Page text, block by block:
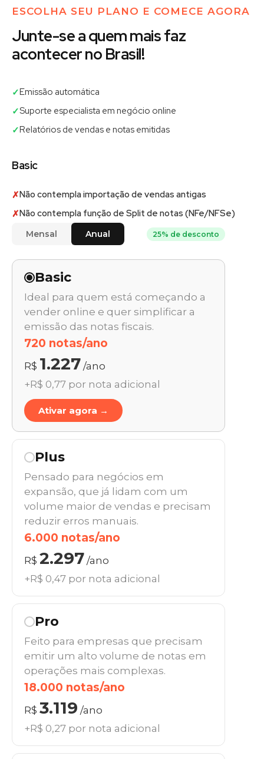
ESCOLHA SEU PLANO E COMECE AGORA
Junte-se a quem mais faz
acontecer no Brasil!
✓Emissão automática
✓Suporte especialista em negócio online
✓Relatórios de vendas e notas emitidas
Basic
✗Não contempla importação de vendas antigas
✗Não contempla função de Split de notas (NFe/NFSe)
Mensal Anual 25% de desconto
Basic
Ideal para quem está começando a
vender online e quer simplificar a
emissão das notas fiscais.
720 notas/ano
R$ 1.227 /ano
+R$ 0,77 por nota adicional
Ativar agora →
Plus
Pensado para negócios em
expansão, que já lidam com um
volume maior de vendas e precisam
reduzir erros manuais.
6.000 notas/ano
R$ 2.297 /ano
+R$ 0,47 por nota adicional
Pro
Feito para empresas que precisam
emitir um alto volume de notas em
operações mais complexas.
18.000 notas/ano
R$ 3.119 /ano
+R$ 0,27 por nota adicional